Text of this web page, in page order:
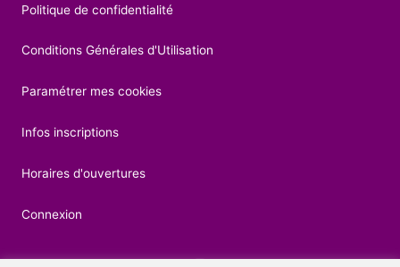
Politique de confidentialité
Conditions Générales d'Utilisation
Paramétrer mes cookies
Infos inscriptions
Horaires d'ouvertures
Connexion